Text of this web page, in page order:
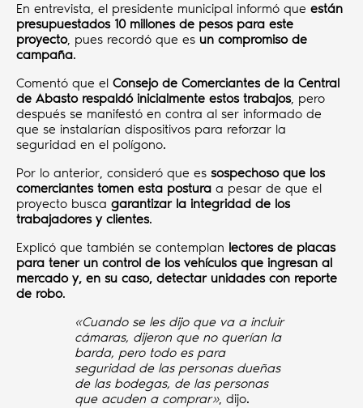
En entrevista, el presidente municipal informó que están
presupuestados 10 millones de pesos para este
proyecto, pues recordó que es un compromiso de
campaña.
Comentó que el Consejo de Comerciantes de la Central
de Abasto respaldó inicialmente estos trabajos, pero
después se manifestó en contra al ser informado de
que se instalarían dispositivos para reforzar la
seguridad en el polígono.
Por lo anterior, consideró que es sospechoso que los
comerciantes tomen esta postura a pesar de que el
proyecto busca garantizar la integridad de los
trabajadores y clientes.
Explicó que también se contemplan lectores de placas
para tener un control de los vehículos que ingresan al
mercado y, en su caso, detectar unidades con reporte
de robo.
«Cuando se les dijo que va a incluir
cámaras, dijeron que no querían la
barda, pero todo es para
seguridad de las personas dueñas
de las bodegas, de las personas
que acuden a comprar», dijo.